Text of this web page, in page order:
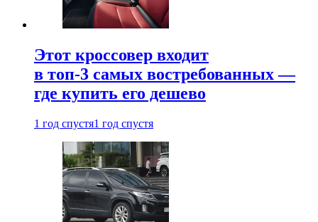
Этот кроссовер входит
в топ-3 самых востребованных —
где купить его дешево
1 год спустя1 год спустя